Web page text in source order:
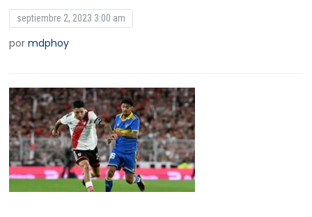
septiembre 2, 2023 3:00 am
pormdphoy